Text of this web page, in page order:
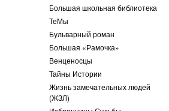
Большая школьная библиотека
ТеМы
Бульварный роман
Большая «Рамочка»
Венценосцы
Тайны Истории
Жизнь замечательных людей
(ЖЗЛ)